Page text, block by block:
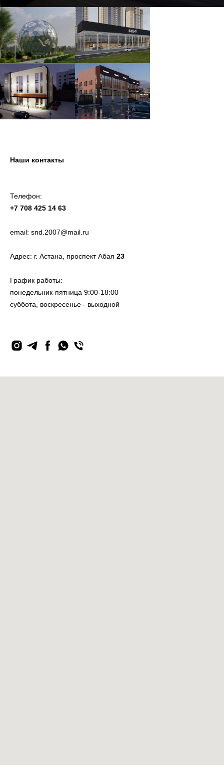
Наши контакты
Телефон:
+7 708 425 14 63
email: snd.2007@mail.ru
Адрес: г. Астана, проспект Абая 23
График работы:
понедельник-пятница 9:00-18:00
суббота, воскресенье - выходной